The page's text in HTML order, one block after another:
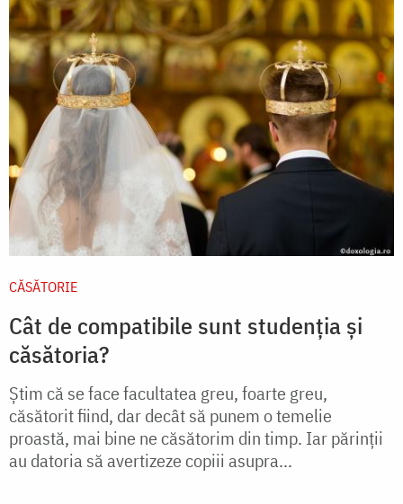
CĂSĂTORIE
Cât de compatibile sunt studenția și
căsătoria?
Ştim că se face facultatea greu, foarte greu,
căsătorit fiind, dar decât să punem o temelie
proastă, mai bine ne căsătorim din timp. Iar părinţii
au datoria să avertizeze copiii asupra...